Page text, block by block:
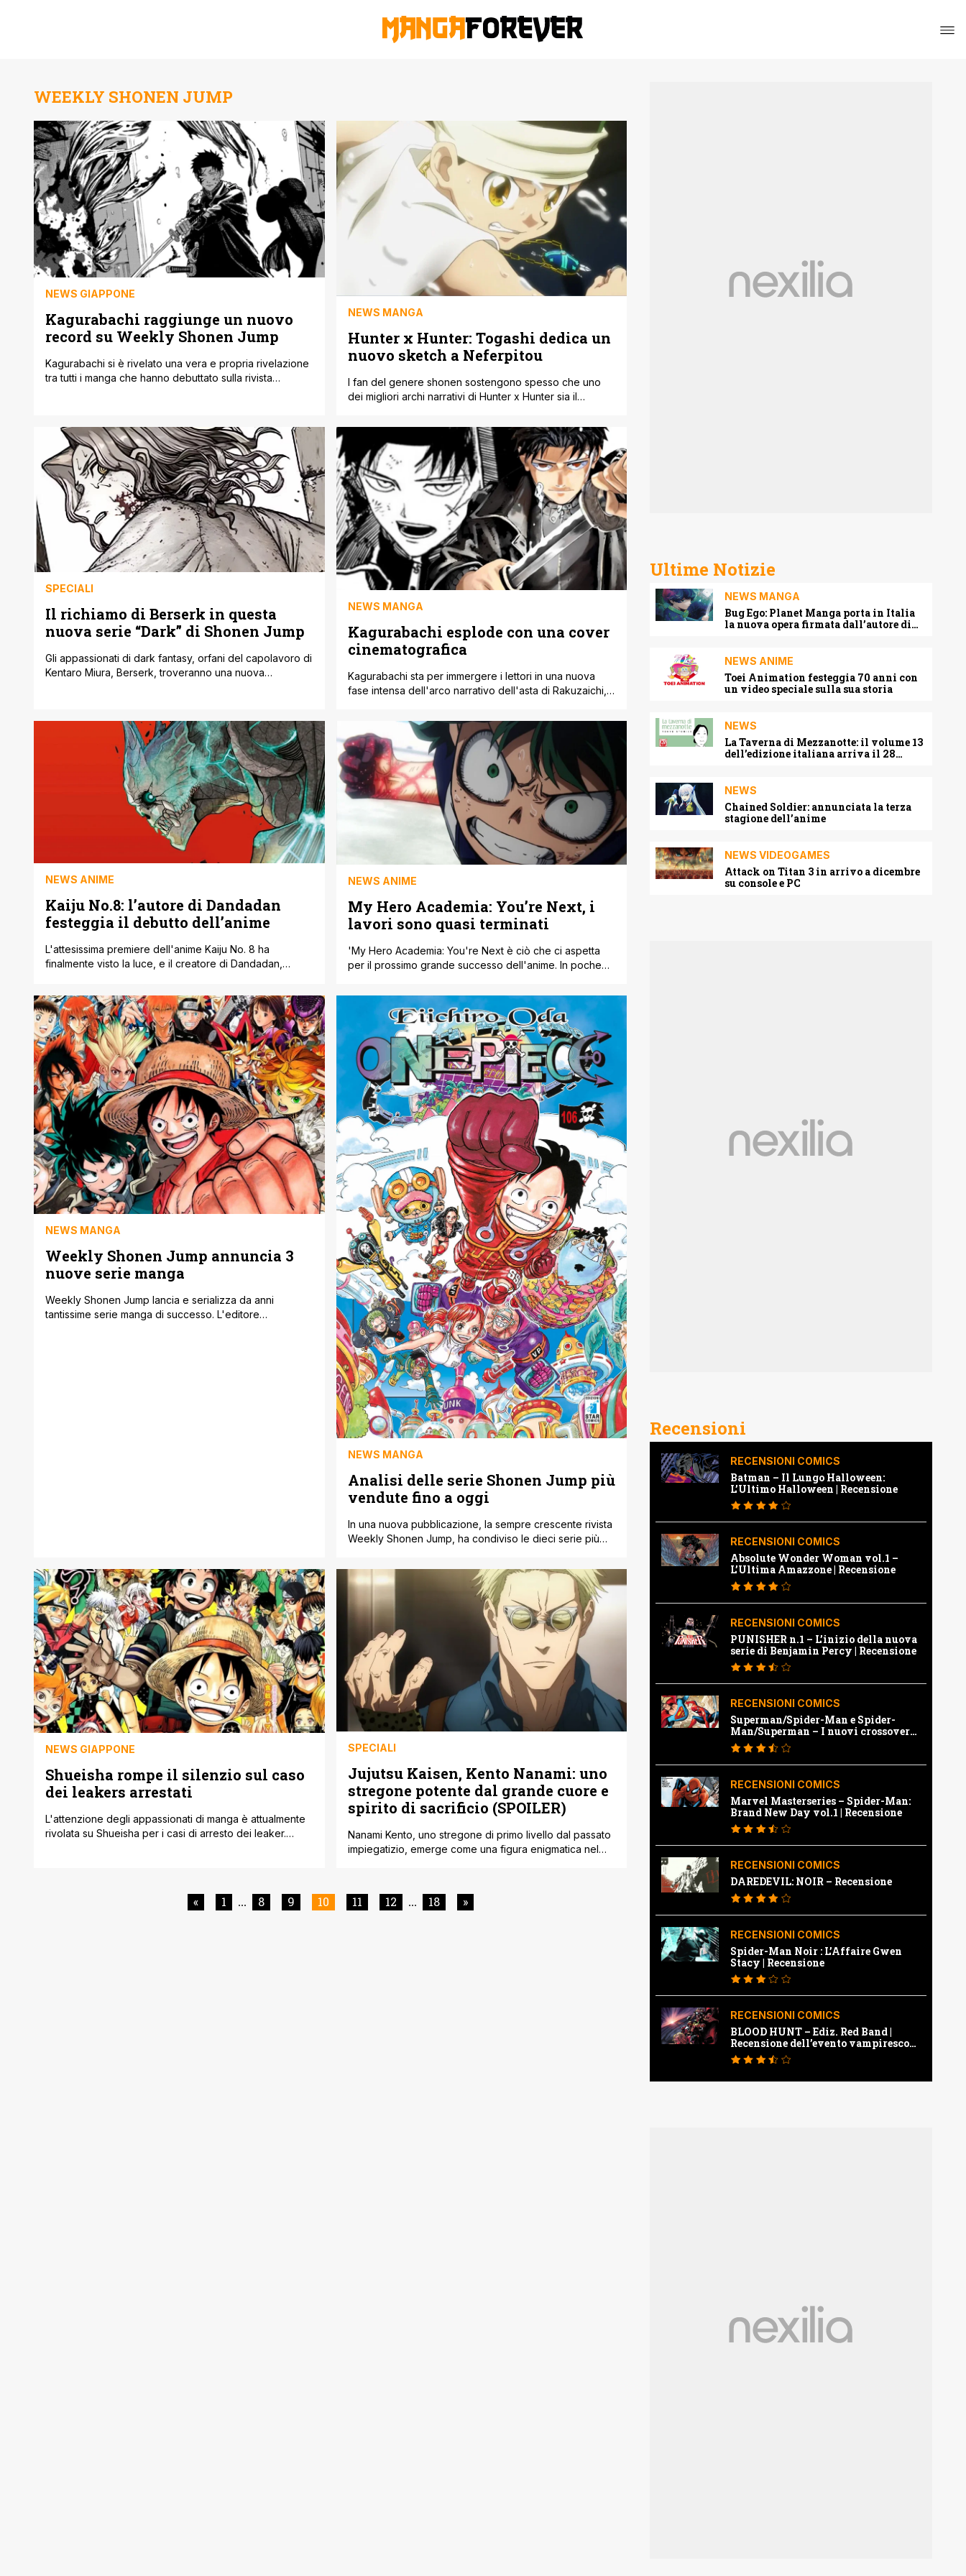
WEEKLY SHONEN JUMP
NEWS GIAPPONE
Kagurabachi raggiunge un nuovo
record su Weekly Shonen Jump
Kagurabachi si è rivelato una vera e propria rivelazione
tra tutti i manga che hanno debuttato sulla rivista
pagine della rivista di Shueisha. Kagurabachi
rappresenta un successo travolgente per [']
NEWS MANGA
Hunter x Hunter: Togashi dedica un
nuovo sketch a Neferpitou
I fan del genere shonen sostengono spesso che uno
dei migliori archi narrativi di Hunter x Hunter sia il
e Killua si uniscono ad altri cacciatori per affrontare una
grande minaccia per l'umanità rappresentata dalle
potenti Formichimere. Durante il conflitto, molti eroi e
villain perdono [']
SPECIALI
Il richiamo di Berserk in questa
nuova serie “Dark” di Shonen Jump
Gli appassionati di dark fantasy, orfani del capolavoro di
Kentaro Miura, Berserk, troveranno una nuova
è rapidamente affermato come una delle serie più lette
su Manga Plus, ricevendo elogi per [']
NEWS MANGA
Kagurabachi esplode con una cover
cinematografica
Kagurabachi sta per immergere i lettori in una nuova
fase intensa dell'arco narrativo dell'asta di Rakuzaichi,
una volta le 'vibes' cinematografiche in primo piano con
la sua copertina epica. Fin dal suo debutto sulle pagine
della rivista Weekly Shonen Jump di Shueisha,
Kagurabachi ha catturato [']
NEWS ANIME
Kaiju No.8: l’autore di Dandadan
festeggia il debutto dell’anime
L'attesissima premiere dell'anime Kaiju No. 8 ha
finalmente visto la luce, e il creatore di Dandadan,
Dandadan che Kaiju No. 8 si preparano a conquistare il
mondo con i loro adattamenti anime nell'anno in corso,
è Kaiju No. 8 che [']
NEWS ANIME
My Hero Academia: You’re Next, i
lavori sono quasi terminati
'My Hero Academia: You're Next è ciò che ci aspetta
per il prossimo grande successo dell'anime. In poche
serietà dopo aver concluso i suoi ultimi riassunti. Una
volta arrivato agosto, tutti gli occhi saranno puntati su
My Hero Academia poiché il suo quarto film arriverà nei
NEWS MANGA
Weekly Shonen Jump annuncia 3
nuove serie manga
Weekly Shonen Jump lancia e serializza da anni
tantissime serie manga di successo. L'editore
NEWS MANGA
Analisi delle serie Shonen Jump più
vendute fino a oggi
In una nuova pubblicazione, la sempre crescente rivista
Weekly Shonen Jump, ha condiviso le dieci serie più
alcune voci possono essere prevedibili, potrebbero
esserci alcune storie nella lista dei primi dieci che non ti
saresti aspettato. Weekly Shonen Jump ha una lunga
storia nel mondo dell'anime per [']
NEWS GIAPPONE
Shueisha rompe il silenzio sul caso
dei leakers arrestati
L'attenzione degli appassionati di manga è attualmente
rivolata su Shueisha per i casi di arresto dei leaker.
SPECIALI
Jujutsu Kaisen, Kento Nanami: uno
stregone potente dal grande cuore e
spirito di sacrificio (SPOILER)
Nanami Kento, uno stregone di primo livello dal passato
impiegatizio, emerge come una figura enigmatica nel
informale e schietto Satoru Gojo, poiché Nanami incarna
l'essenza di un uomo riservato e distaccato. Con uno
« 1 ... 8 9 10 11 12 ... 18 »
Ultime Notizie
NEWS MANGA
Bug Ego: Planet Manga porta in Italia
la nuova opera firmata dall’autore di
NEWS ANIME
Toei Animation festeggia 70 anni con
un video speciale sulla sua storia
NEWS
La Taverna di Mezzanotte: il volume 13
dell’edizione italiana arriva il 28
NEWS
Chained Soldier: annunciata la terza
stagione dell’anime
NEWS VIDEOGAMES
Attack on Titan 3 in arrivo a dicembre
su console e PC
Recensioni
RECENSIONI COMICS
Batman – Il Lungo Halloween:
L’Ultimo Halloween | Recensione
RECENSIONI COMICS
Absolute Wonder Woman vol.1 –
L’Ultima Amazzone | Recensione
RECENSIONI COMICS
PUNISHER n.1 – L’inizio della nuova
serie di Benjamin Percy | Recensione
RECENSIONI COMICS
Superman/Spider-Man e Spider-
Man/Superman – I nuovi crossover
Marvel e Dc | Recensione
RECENSIONI COMICS
Marvel Masterseries – Spider-Man:
Brand New Day vol.1 | Recensione
RECENSIONI COMICS
DAREDEVIL: NOIR – Recensione
RECENSIONI COMICS
Spider-Man Noir : L’Affaire Gwen
Stacy | Recensione
RECENSIONI COMICS
BLOOD HUNT – Ediz. Red Band |
Recensione dell’evento vampiresco
della Marvel